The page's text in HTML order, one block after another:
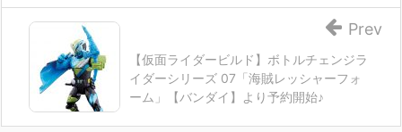
【仮面ライダービルド】ボトルチェンジラ
イダーシリーズ 07「海賊レッシャーフォ
ーム」【バンダイ】より予約開始♪
Prev